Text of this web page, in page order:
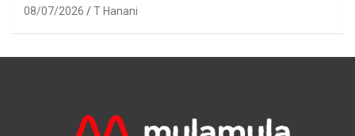
08/07/2026 T Hanani